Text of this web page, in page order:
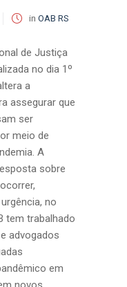
in OAB RS
de Justiça
no dia 1º
a
assegurar que
ser
meio de
A
sobre
no
tem trabalhado
advogados
em